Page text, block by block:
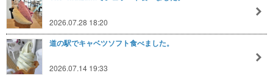
2026.07.28 18:20
道の駅でキャベツソフト食べました。
2026.07.14 19:33